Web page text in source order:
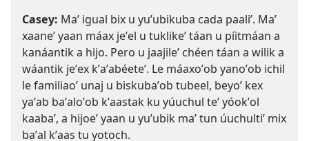
Casey: Maʼ igual bix u yuʼubikuba cada paaliʼ. Maʼ
xaaneʼ yaan máax jeʼel u tuklikeʼ táan u píitmáan a
kanáantik a hijo. Pero u jaajileʼ chéen táan a wilik a
wáantik jeʼex kʼaʼabéeteʼ. Le máaxoʼob yanoʼob ichil
le familiaoʼ unaj u biskubaʼob tubeel, beyoʼ kex
yaʼab baʼaloʼob kʼaastak ku yúuchul teʼ yóokʼol
kaabaʼ, a hijoeʼ yaan u yuʼubik maʼ tun úuchultiʼ mix
baʼal kʼaas tu yotoch.